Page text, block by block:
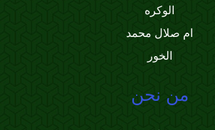
الوكره
ام صلال محمد
الخور
من نحن